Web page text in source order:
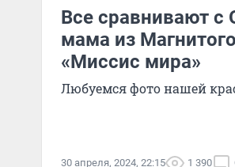
Все сравнивают
мама из
«Миссис мира»
Любуемся фото нашей
30 апреля, 2024, 22:15 1 390